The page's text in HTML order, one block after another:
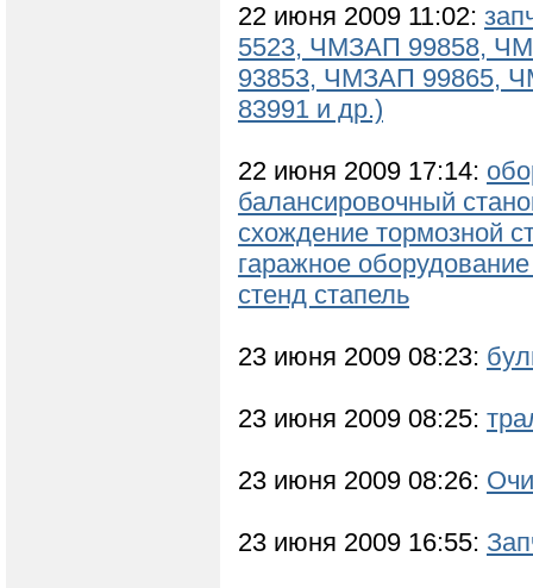
22 июня 2009 11:02:
5523, ЧМЗАП 99858,
93853, ЧМЗАП 99865,
83991 и др.)
22 июня 2009 17:14:
балансировочный
схождение тормозной
гаражное
стенд стапель
23 июня 2009 08:23:
23 июня 2009 08:25:
23 июня 2009 08:26:
23 июня 2009 16:55: